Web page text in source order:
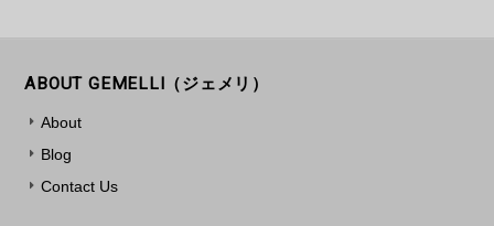
ABOUT GEMELLI（ジェメリ）
About
Blog
Contact Us